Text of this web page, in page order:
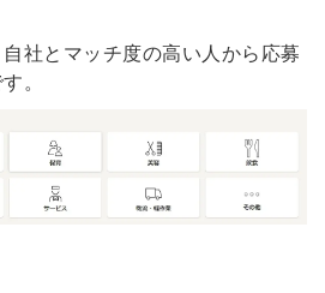
社とマッチ度の高い人から応募
。